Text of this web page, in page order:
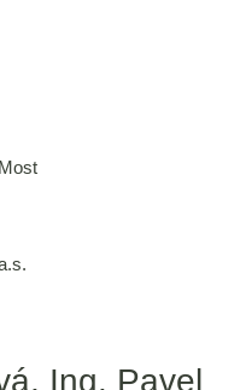
Ing. Pavel